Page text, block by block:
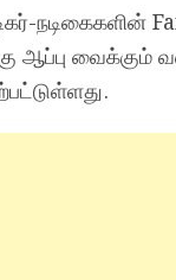
நடிகைகளின்
வைக்கும்